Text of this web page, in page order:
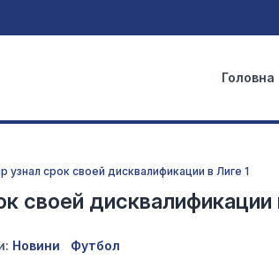
Головна
узнал срок своей дисквалификации в Лиге 1
своей дисквалификации
Новини Футбол